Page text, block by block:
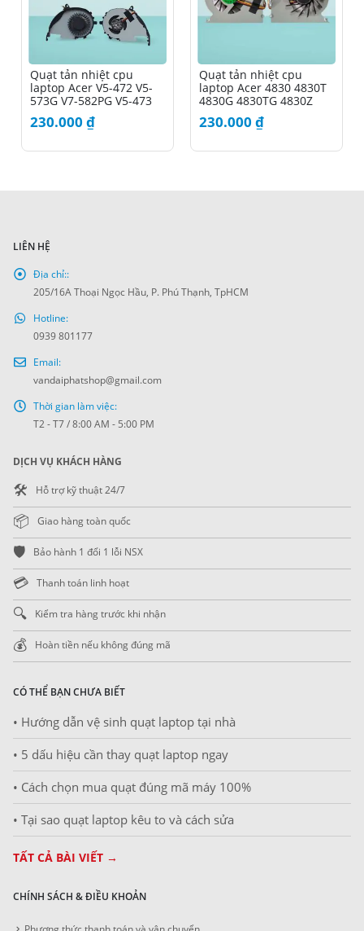
Quạt tản nhiệt cpu
laptop Acer V5-472 V5-
573G V7-582PG V5-473
230.000 ₫
Quạt tản nhiệt cpu
laptop Acer 4830 4830T
4830G 4830TG 4830Z
230.000 ₫
LIÊN HỆ
Địa chỉ::
205/16A Thoại Ngọc Hầu, P. Phú Thạnh, TpHCM
Hotline:
0939 801177
Email:
vandaiphatshop@gmail.com
Thời gian làm việc:
T2 - T7 / 8:00 AM - 5:00 PM
DỊCH VỤ KHÁCH HÀNG
🛠️ Hỗ trợ kỹ thuật 24/7
📦 Giao hàng toàn quốc
🛡️ Bảo hành 1 đổi 1 lỗi NSX
💳 Thanh toán linh hoạt
🔍 Kiểm tra hàng trước khi nhận
💰 Hoàn tiền nếu không đúng mã
CÓ THỂ BẠN CHƯA BIẾT
• Hướng dẫn vệ sinh quạt laptop tại nhà
• 5 dấu hiệu cần thay quạt laptop ngay
• Cách chọn mua quạt đúng mã máy 100%
• Tại sao quạt laptop kêu to và cách sửa
TẤT CẢ BÀI VIẾT →
CHÍNH SÁCH & ĐIỀU KHOẢN
Phương thức thanh toán và vận chuyển